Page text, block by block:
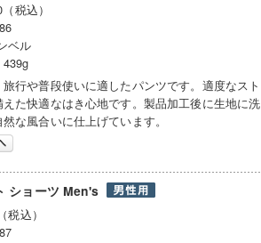
税込）
ベル
439g
行や普段使いに適したパンツです。適度なスト
えた快適なはき心地です。製品加工後に生地に洗
な風合いに仕上げています。
ショーツ Men's
税込）